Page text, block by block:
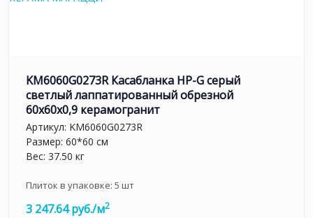
KM6060G0273R Касабланка HP-G серый
светлый лаппатированный обрезной
60x60x0,9 керамогранит
Артикул: KM6060G0273R
Размер: 60*60 см
Вес: 37.50 кг
Плиток в упаковке: 5 шт
3 247.64 руб./м2